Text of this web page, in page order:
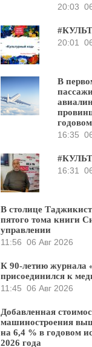
20:03
20:01
В
16:35
16:31
В столице
пятого тома книги
управлении
11:56 06 Авг 2026
К 90-летию журнала
присоединился к
11:45 06 Авг 2026
Добавленная
машиностроения
на 6,4 % в годовом
2026 года